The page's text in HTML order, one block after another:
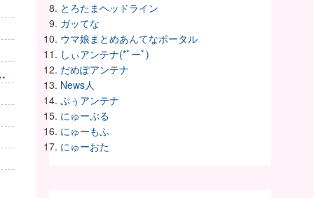
とろたまヘッドライン
ガッてな
ウマ娘まとめあんてなポータル
しぃアンテナ(*ﾟーﾟ)
だめぽアンテナ
News人
ぷぅアンテナ
にゅーぷる
にゅーもふ
にゅーおた